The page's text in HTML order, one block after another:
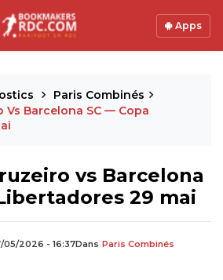
Apps
Paris Combinés
Vs Barcelona SC — Copa
vs Barcelona
29 mai
05/2026 - 16:37Dans Paris Combinés